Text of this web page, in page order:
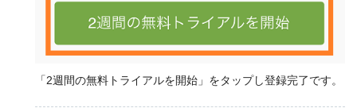
「2週間の無料トライアルを開始」をタップし登録完了です。